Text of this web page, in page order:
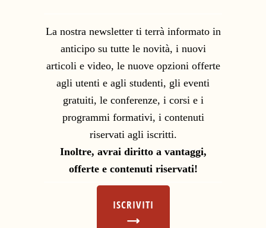
La nostra newsletter ti terrà informato in
anticipo su tutte le novità, i nuovi
articoli e video, le nuove opzioni offerte
agli utenti e agli studenti, gli eventi
gratuiti, le conferenze, i corsi e i
programmi formativi, i contenuti
riservati agli iscritti.
Inoltre, avrai diritto a vantaggi,
offerte e contenuti riservati!
ISCRIVITI